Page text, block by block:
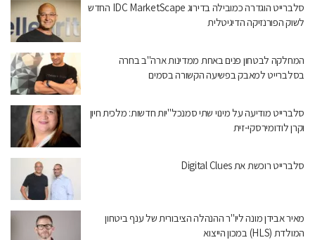
סלברייט הוגדרה כמובילה בדירוג IDC MarketScape החדש
לשוק הפורנזיקה הדיגיטלית
המחלקה לבטחון פנים באחת ממדינות ארה"ב בחרה
בסלברייט למאבק בפשיעה הקשורה בסמים
סלברייט מודיעה על מינוי שתי סמנכל"יות חדשות: מלכית חיון
וקרן לודומירסקי-זית
סלברייט רוכשת את Digital Clues
מאיר אבידן מונה ליו"ר ההנהלה הציבורית של ענף ביטחון
המולדת (HLS) במכון הייצוא